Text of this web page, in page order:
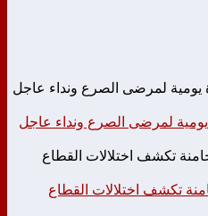
يومية لمرضى الصرع ونداء عاجل
تكشف اختلالات القطاع